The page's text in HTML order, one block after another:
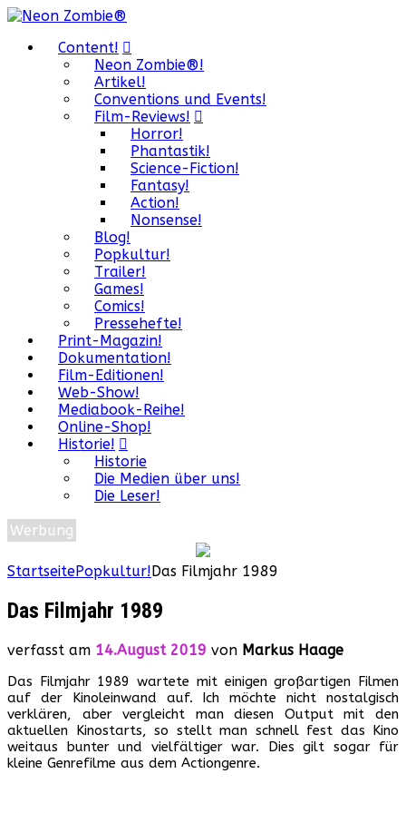
Content!
Neon Zombie®!
Artikel!
Conventions und Events!
Film-Reviews!
Horror!
Phantastik!
Science-Fiction!
Fantasy!
Action!
Nonsense!
Blog!
Popkultur!
Trailer!
Games!
Comics!
Pressehefte!
Print-Magazin!
Dokumentation!
Film-Editionen!
Web-Show!
Mediabook-Reihe!
Online-Shop!
Historie!
Historie
Die Medien über uns!
Die Leser!
Werbung
StartseitePopkultur!Das Filmjahr 1989
Das Filmjahr 1989
verfasst am 14.August 2019 von Markus Haage
Das Filmjahr 1989 wartete mit einigen großartigen Filmen
auf der Kinoleinwand auf. Ich möchte nicht nostalgisch
verklären, aber vergleicht man diesen Output mit den
aktuellen Kinostarts, so stellt man schnell fest das Kino
weitaus bunter und vielfältiger war. Dies gilt sogar für
kleine Genrefilme aus dem Actiongenre.